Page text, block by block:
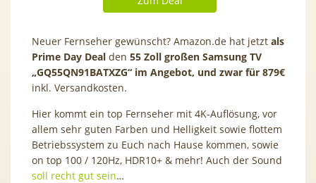
Neuer Fernseher gewünscht? Amazon.de hat jetzt als
Prime Day Deal den 55 Zoll großen Samsung TV
„GQ55QN91BATXZG“ im Angebot, und zwar für 879€
inkl. Versandkosten.
Hier kommt ein top Fernseher mit 4K-Auflösung, vor
allem sehr guten Farben und Helligkeit sowie flottem
Betriebssystem zu Euch nach Hause kommen, sowie
on top 100 / 120Hz, HDR10+ & mehr! Auch der Sound
soll recht gut sein…